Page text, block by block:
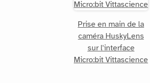
Prise en main de la
caméra HuskyLens
sur l'interface
Micro:bit Vittascience